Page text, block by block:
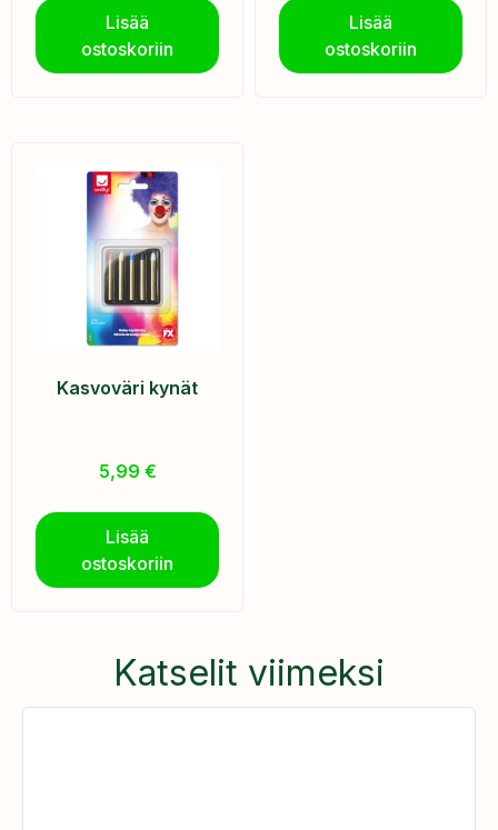
Lisää
ostoskoriin
Lisää
ostoskoriin
Kasvoväri kynät
5,99 €
Lisää
ostoskoriin
Katselit viimeksi